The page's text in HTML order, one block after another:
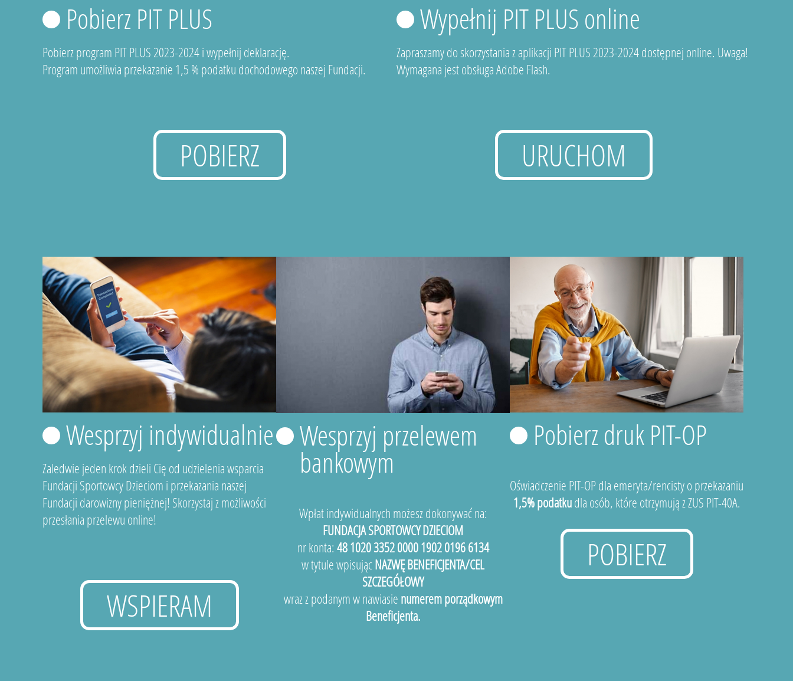
Pobierz PIT PLUS
Pobierz program PIT PLUS 2023-2024 i wypełnij deklarację.
Program umożliwia przekazanie 1,5 % podatku dochodowego naszej Fundacji.
POBIERZ
Wypełnij PIT PLUS online
Zapraszamy do skorzystania z aplikacji PIT PLUS 2023-2024 dostępnej online. Uwaga!
Wymagana jest obsługa Adobe Flash.
URUCHOM
Wesprzyj indywidualnie
Zaledwie jeden krok dzieli Cię od udzielenia wsparcia
Fundacji Sportowcy Dzieciom i przekazania naszej
Fundacji darowizny pieniężnej! Skorzystaj z możliwości
przesłania przelewu online!
WSPIERAM
Wesprzyj przelewem
bankowym
Wpłat indywidualnych możesz dokonywać na:
FUNDACJA SPORTOWCY DZIECIOM
nr konta: 48 1020 3352 0000 1902 0196 6134
w tytule wpisującNAZWĘ BENEFICJENTA/CEL
SZCZEGÓŁOWY
wraz z podanym w nawiasie numerem porządkowym
Beneficjenta.
Pobierz druk PIT-OP
Oświadczenie PIT-OP dla emeryta/rencisty o przekazaniu
1,5% podatkudla osób, które otrzymują z ZUS PIT-40A.
POBIERZ